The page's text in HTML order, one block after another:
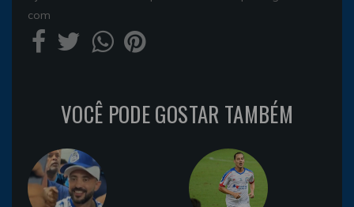
com
VOCÊ PODE GOSTAR TAMBÉM